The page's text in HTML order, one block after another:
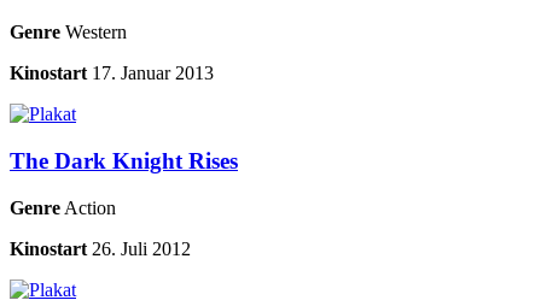
Genre Western
Kinostart 17. Januar 2013
The Dark Knight Rises
Genre Action
Kinostart 26. Juli 2012